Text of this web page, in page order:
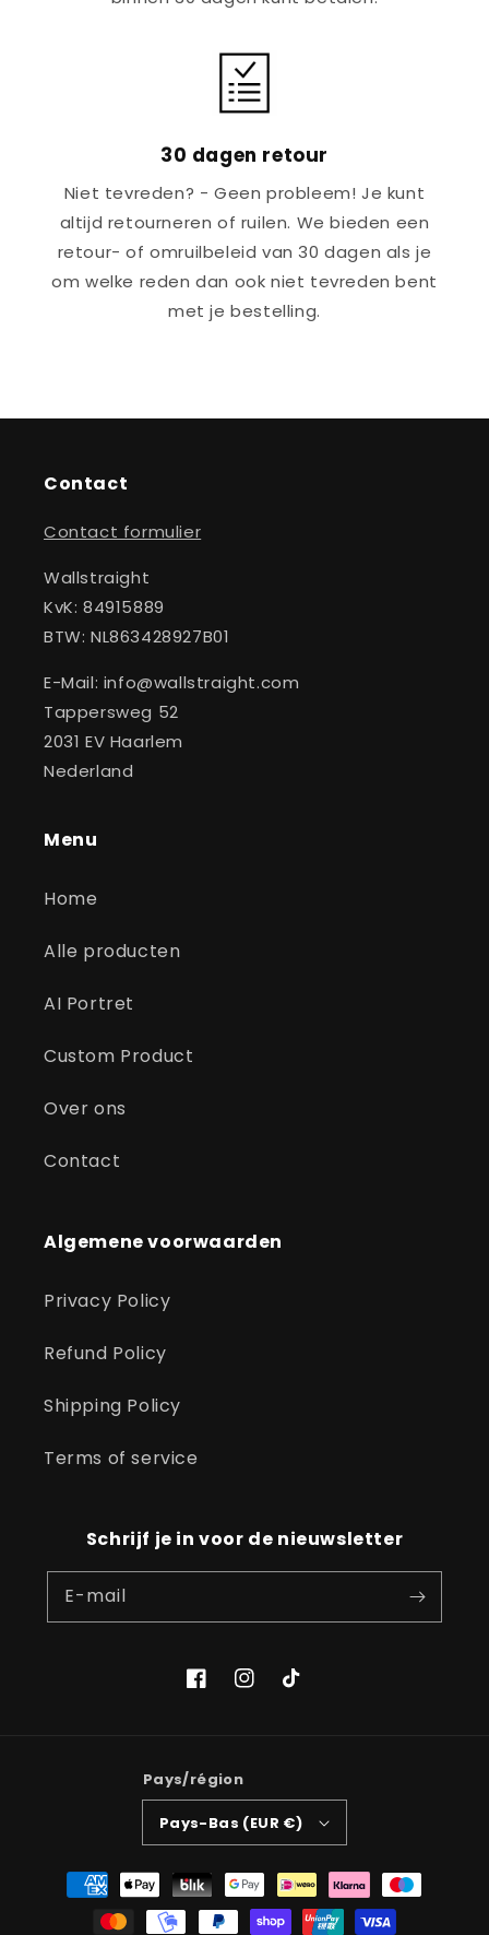
30 dagen retour
Niet tevreden? - Geen probleem! Je kunt
altijd retourneren of ruilen. We bieden een
retour- of omruilbeleid van 30 dagen als je
om welke reden dan ook niet tevreden bent
met je bestelling.
Contact
Contact formulier
Wallstraight
KvK: 84915889
BTW: NL863428927B01
E-Mail: info@wallstraight.com
Tappersweg 52
2031 EV Haarlem
Nederland
Menu
Home
Alle producten
AI Portret
Custom Product
Over ons
Contact
Algemene voorwaarden
Privacy Policy
Refund Policy
Shipping Policy
Terms of service
Schrijf je in voor de nieuwsletter
E-mail
FacebookInstagram
TikTok
Pays/région
Pays-Bas (EUR €)
Moyens